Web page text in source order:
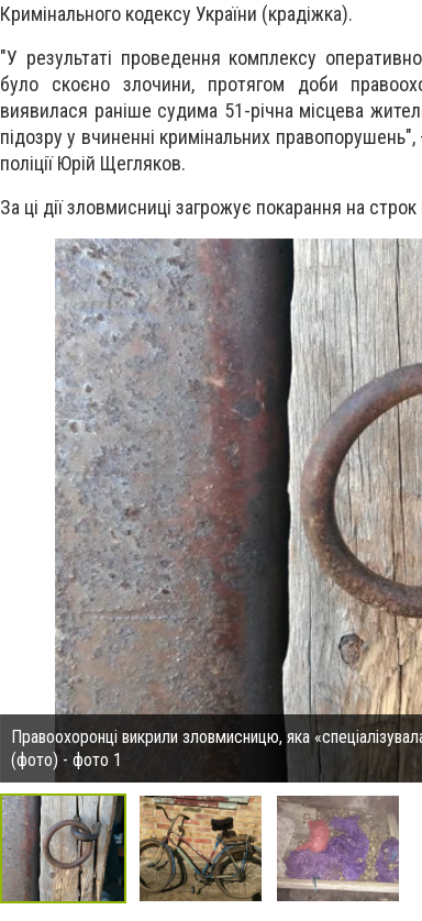
Кримінального кодексу України (крадіжка).
"У результаті проведення комплексу
було скоєно злочини, протягом доби
виявилася раніше судима 51-річна місцева
підозру у вчиненні кримінальних
поліції Юрій Щегляков.
За ці дії зловмисниці загрожує покарання на
Правоохоронці викрили зловмисницю, яка
(фото) - фото 1